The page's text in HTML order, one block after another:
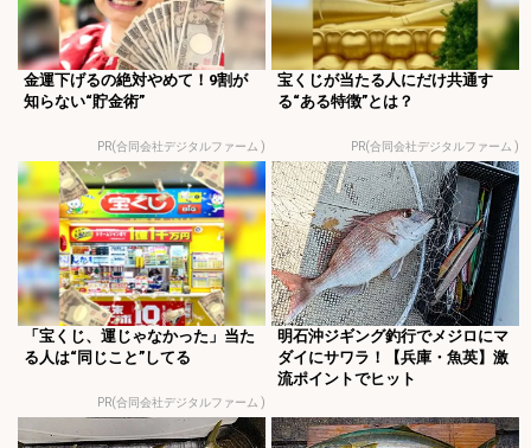
金運下げるの絶対やめて！9割が
知らない“貯金術”
PR(合同会社デジタルファーム )
宝くじが当たる人にだけ共通す
る“ある特徴”とは？
PR(合同会社デジタルファーム )
「宝くじ、運じゃなかった」当た
る人は“同じこと”してる
PR(合同会社デジタルファーム )
明石沖ジギング釣行でメジロにマ
ダイにサワラ！【兵庫・魚英】激
流ポイントでヒット